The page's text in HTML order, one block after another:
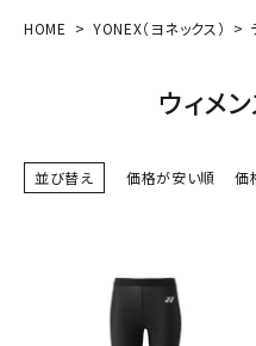
ACCOUNT MENU
person
スポーツから選ぶ
ブランドから選ぶ
HOME YONEX（ヨネックス）
ウィメ
並び替え 価格が安い順 価